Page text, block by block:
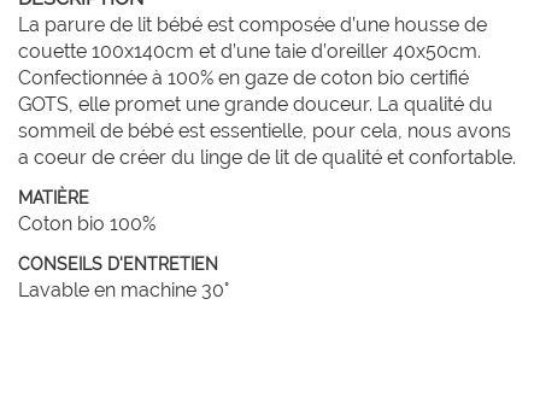
La parure de lit bébé est composée d’une housse de
couette 100x140cm et d’une taie d’oreiller 40x50cm.
Confectionnée à 100% en gaze de coton bio certifié
GOTS, elle promet une grande douceur. La qualité du
sommeil de bébé est essentielle, pour cela, nous avons
MATIÈRE
Coton bio 100%
CONSEILS D'ENTRETIEN
Lavable en machine 30°